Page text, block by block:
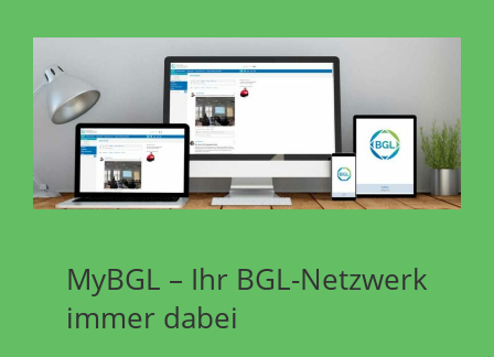
MyBGL – Ihr BGL-Netzwerk
immer dabei